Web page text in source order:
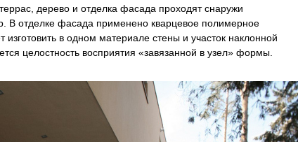
дерево и отделка фасада проходят снаружи
В отделке фасада применено кварцевое полимерное
изготовить в одном материале стены и участок наклонной
целостность восприятия «завязанной в узел» формы.